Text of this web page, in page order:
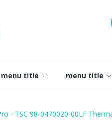
menu title menu title
- TSC 98-0470020-00LF